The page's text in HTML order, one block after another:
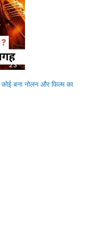
बना नोलन और फिल्म का